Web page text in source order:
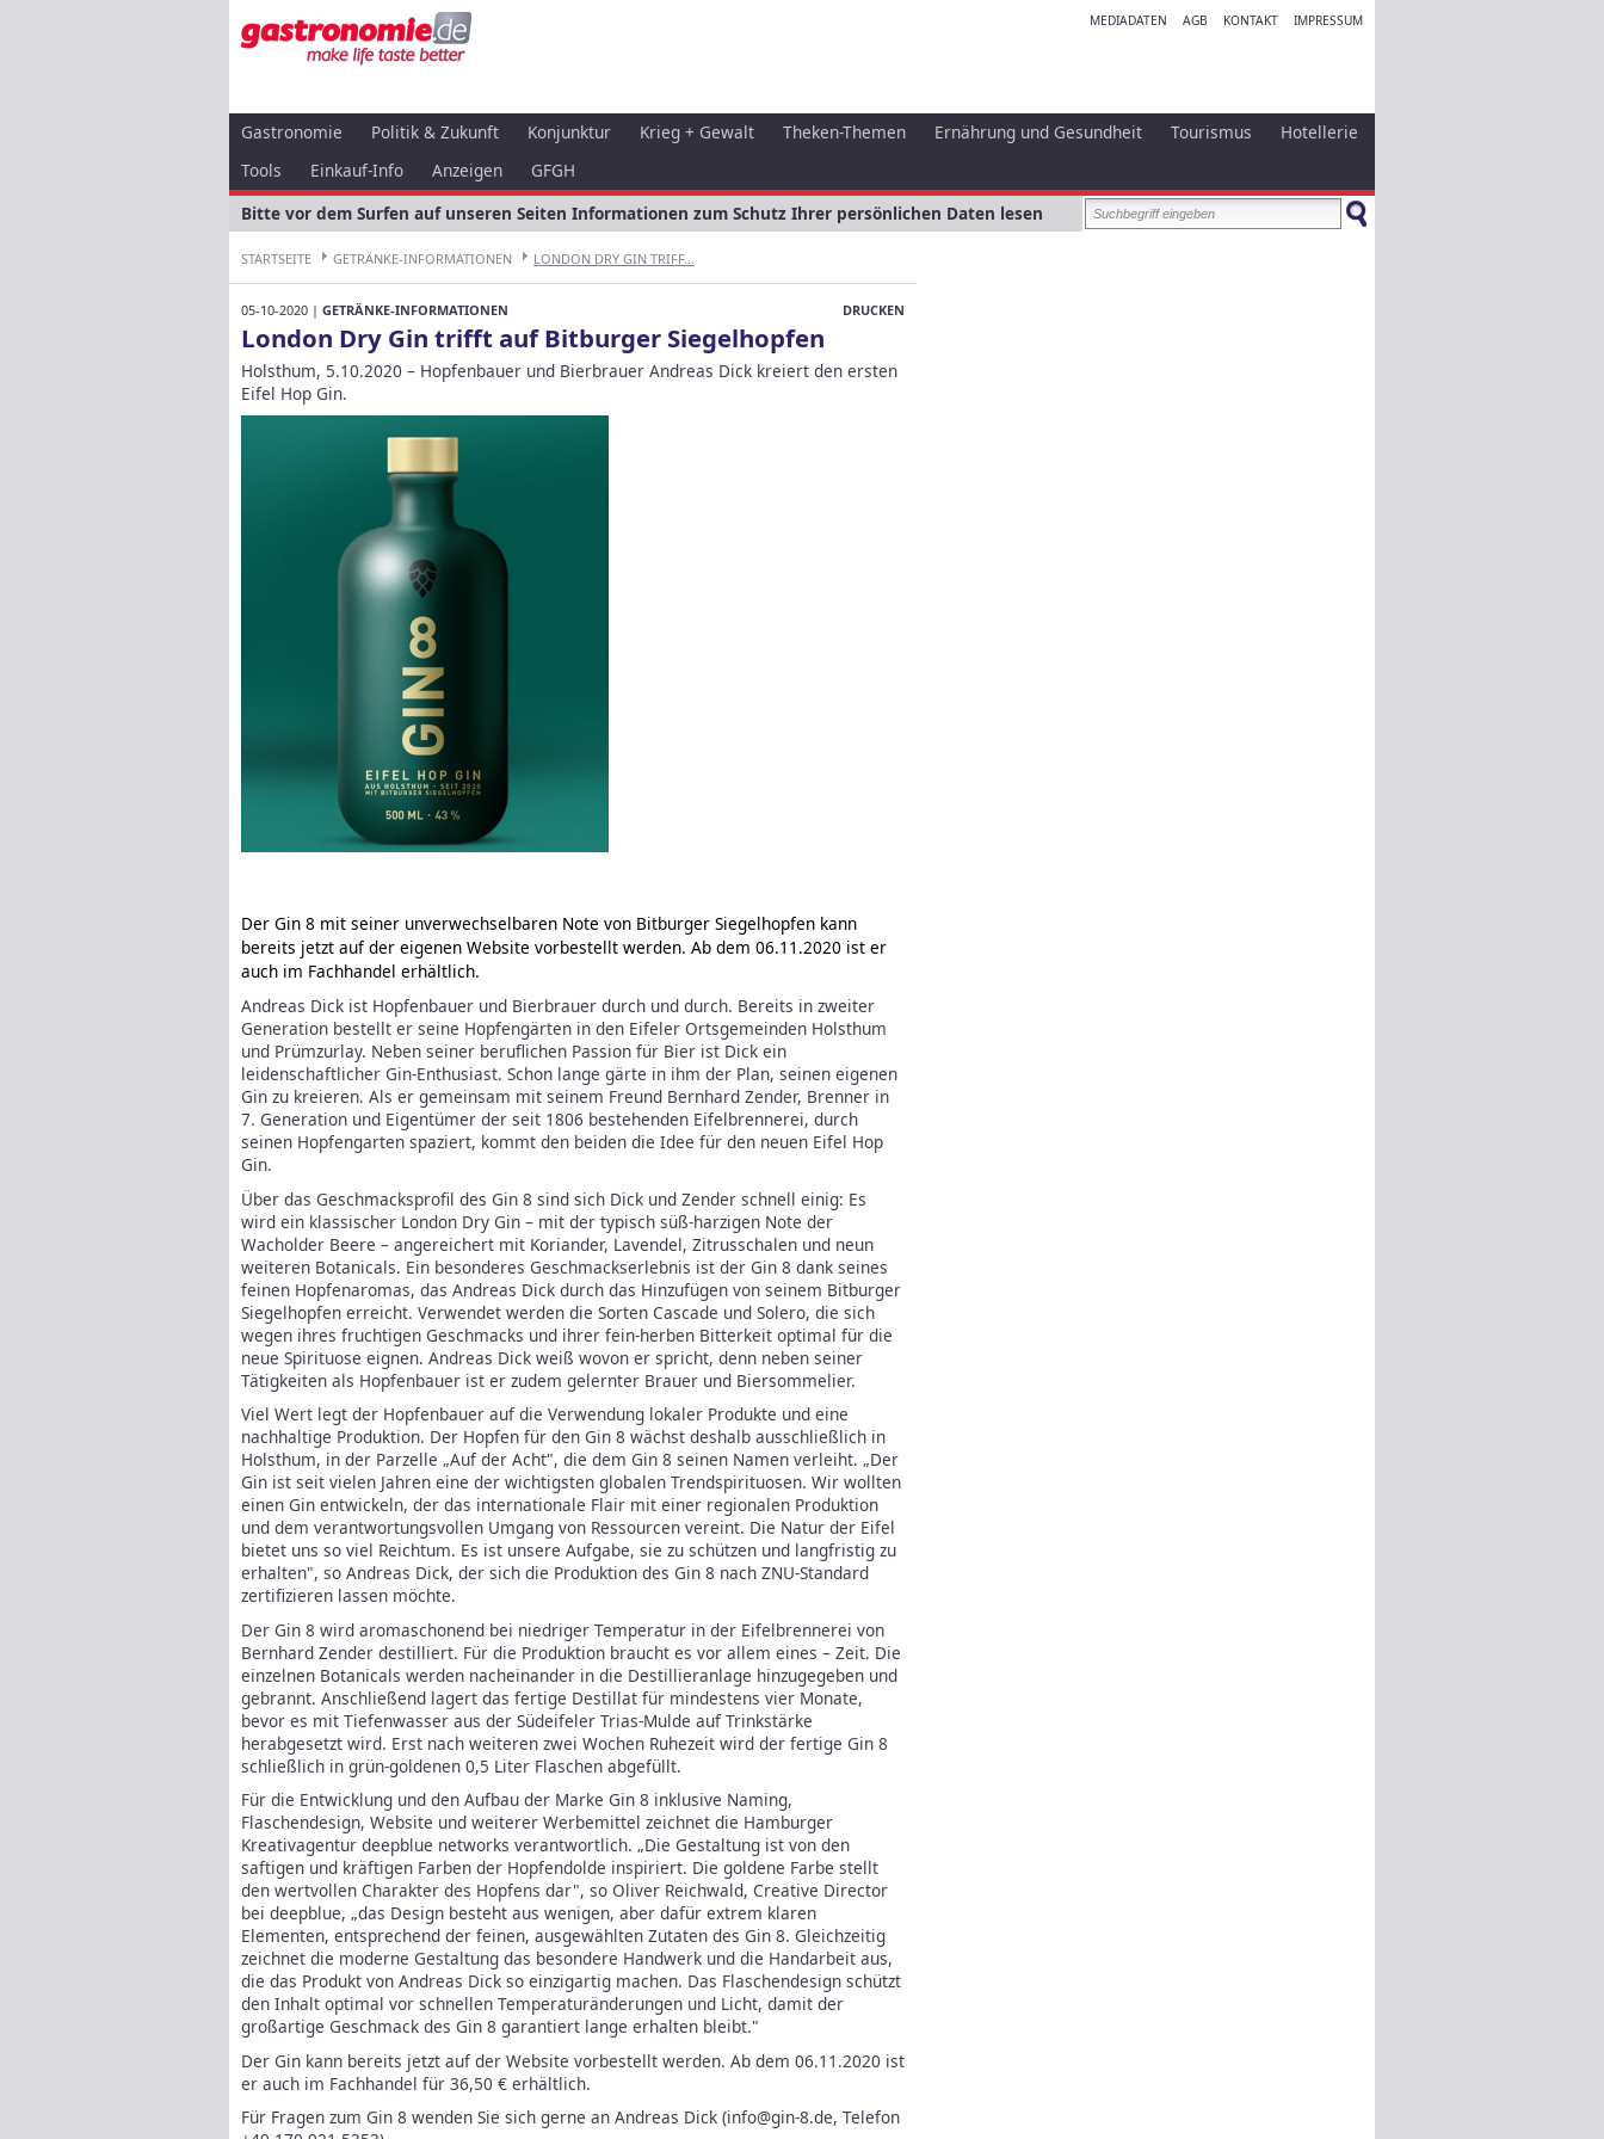
MEDIADATEN AGB KONTAKT IMPRESSUM
Gastronomie Politik & Zukunft Konjunktur Krieg + Gewalt Theken-Themen Ernährung und Gesundheit Tourismus
Hotellerie
Tools
Einkauf-Info Anzeigen
GFGH
Bitte vor dem Surfen auf unseren Seiten Informationen zum Schutz Ihrer persönlichen Daten lesen
STARTSEITE GETRÄNKE-INFORMATIONEN LONDON DRY GIN TRIFF...
DRUCKEN
05-10-2020 | GETRÄNKE-INFORMATIONEN
London Dry Gin trifft auf Bitburger Siegelhopfen
Holsthum, 5.10.2020 – Hopfenbauer und Bierbrauer Andreas Dick kreiert den ersten
Eifel Hop Gin.
Der Gin 8 mit seiner unverwechselbaren Note von Bitburger Siegelhopfen kann
bereits jetzt auf der eigenen Website vorbestellt werden. Ab dem 06.11.2020 ist er
auch im Fachhandel erhältlich.
Andreas Dick ist Hopfenbauer und Bierbrauer durch und durch. Bereits in zweiter
Generation bestellt er seine Hopfengärten in den Eifeler Ortsgemeinden Holsthum
und Prümzurlay. Neben seiner beruflichen Passion für Bier ist Dick ein
leidenschaftlicher Gin-Enthusiast. Schon lange gärte in ihm der Plan, seinen eigenen
Gin zu kreieren. Als er gemeinsam mit seinem Freund Bernhard Zender, Brenner in
7. Generation und Eigentümer der seit 1806 bestehenden Eifelbrennerei, durch
seinen Hopfengarten spaziert, kommt den beiden die Idee für den neuen Eifel Hop
Gin.
Über das Geschmacksprofil des Gin 8 sind sich Dick und Zender schnell einig: Es
wird ein klassischer London Dry Gin – mit der typisch süß-harzigen Note der
Wacholder Beere – angereichert mit Koriander, Lavendel, Zitrusschalen und neun
weiteren Botanicals. Ein besonderes Geschmackserlebnis ist der Gin 8 dank seines
feinen Hopfenaromas, das Andreas Dick durch das Hinzufügen von seinem Bitburger
Siegelhopfen erreicht. Verwendet werden die Sorten Cascade und Solero, die sich
wegen ihres fruchtigen Geschmacks und ihrer fein-herben Bitterkeit optimal für die
neue Spirituose eignen. Andreas Dick weiß wovon er spricht, denn neben seiner
Tätigkeiten als Hopfenbauer ist er zudem gelernter Brauer und Biersommelier.
Viel Wert legt der Hopfenbauer auf die Verwendung lokaler Produkte und eine
nachhaltige Produktion. Der Hopfen für den Gin 8 wächst deshalb ausschließlich in
Holsthum, in der Parzelle „Auf der Acht", die dem Gin 8 seinen Namen verleiht. „Der
Gin ist seit vielen Jahren eine der wichtigsten globalen Trendspirituosen. Wir wollten
einen Gin entwickeln, der das internationale Flair mit einer regionalen Produktion
und dem verantwortungsvollen Umgang von Ressourcen vereint. Die Natur der Eifel
bietet uns so viel Reichtum. Es ist unsere Aufgabe, sie zu schützen und langfristig zu
erhalten", so Andreas Dick, der sich die Produktion des Gin 8 nach ZNU-Standard
zertifizieren lassen möchte.
Der Gin 8 wird aromaschonend bei niedriger Temperatur in der Eifelbrennerei von
Bernhard Zender destilliert. Für die Produktion braucht es vor allem eines – Zeit. Die
einzelnen Botanicals werden nacheinander in die Destillieranlage hinzugegeben und
gebrannt. Anschließend lagert das fertige Destillat für mindestens vier Monate,
bevor es mit Tiefenwasser aus der Südeifeler Trias-Mulde auf Trinkstärke
herabgesetzt wird. Erst nach weiteren zwei Wochen Ruhezeit wird der fertige Gin 8
schließlich in grün-goldenen 0,5 Liter Flaschen abgefüllt.
Für die Entwicklung und den Aufbau der Marke Gin 8 inklusive Naming,
Flaschendesign, Website und weiterer Werbemittel zeichnet die Hamburger
Kreativagentur deepblue networks verantwortlich. „Die Gestaltung ist von den
saftigen und kräftigen Farben der Hopfendolde inspiriert. Die goldene Farbe stellt
den wertvollen Charakter des Hopfens dar", so Oliver Reichwald, Creative Director
bei deepblue, „das Design besteht aus wenigen, aber dafür extrem klaren
Elementen, entsprechend der feinen, ausgewählten Zutaten des Gin 8. Gleichzeitig
zeichnet die moderne Gestaltung das besondere Handwerk und die Handarbeit aus,
die das Produkt von Andreas Dick so einzigartig machen. Das Flaschendesign schützt
den Inhalt optimal vor schnellen Temperaturänderungen und Licht, damit der
großartige Geschmack des Gin 8 garantiert lange erhalten bleibt."
Der Gin kann bereits jetzt auf der Website vorbestellt werden. Ab dem 06.11.2020 ist
er auch im Fachhandel für 36,50 € erhältlich.
Für Fragen zum Gin 8 wenden Sie sich gerne an Andreas Dick (info@gin-8.de, Telefon